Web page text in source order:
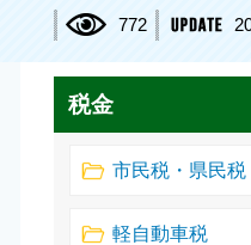
772
税金
市民税・県民税
軽自動車税